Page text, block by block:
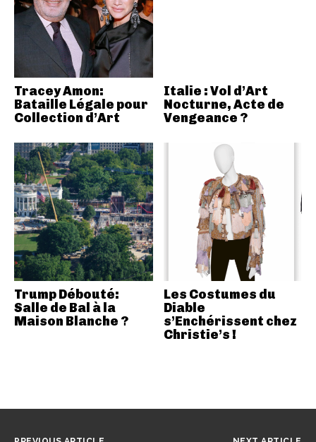
Tracey Amon:
Bataille Légale pour
Collection d’Art
Italie : Vol d’Art
Nocturne, Acte de
Vengeance ?
Trump Débouté:
Salle de Bal à la
Maison Blanche ?
Les Costumes du
Diable
s’Enchérissent chez
Christie’s !